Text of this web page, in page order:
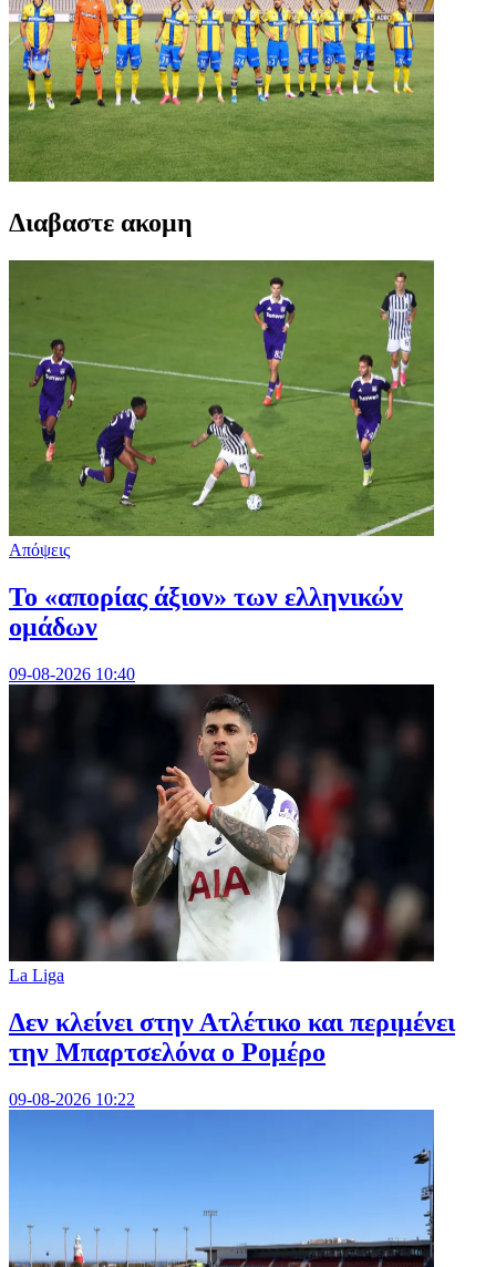
Διαβαστε ακομη
Απόψεις
Το «απορίας άξιον» των ελληνικών
ομάδων
09-08-2026 10:40
La Liga
Δεν κλείνει στην Ατλέτικο και περιμένει
την Μπαρτσελόνα ο Ρομέρο
09-08-2026 10:22